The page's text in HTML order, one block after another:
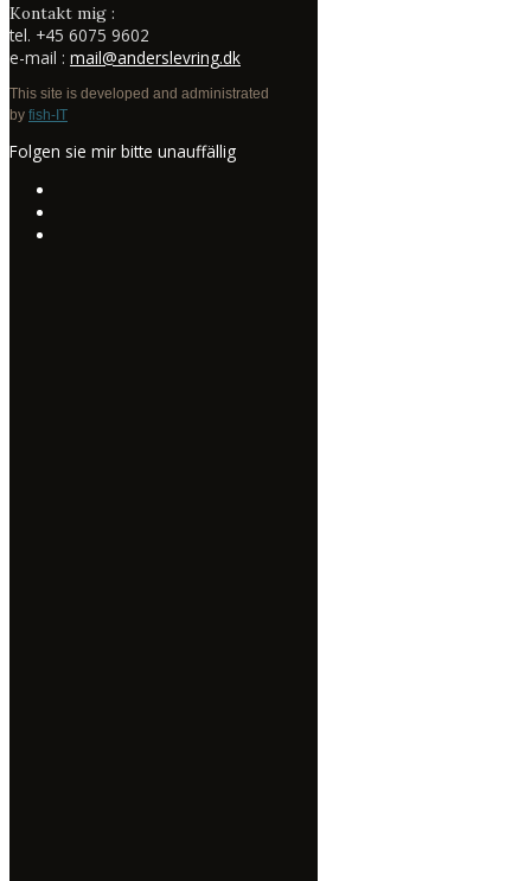
Kontakt mig :
tel. +45 6075 9602
e-mail : mail@anderslevring.dk
This site is developed and administrated
by fish-IT
Folgen sie mir bitte unauffällig